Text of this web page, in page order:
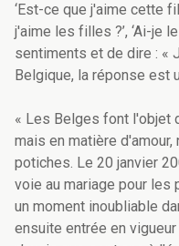
‘Est-ce que j'aime cette
j'aime les filles ?’, ‘Ai-je
sentiments et de dire : «
Belgique, la réponse est
« Les Belges font l'objet
mais en matière
potiches. Le 20 janvier
voie au mariage pour les
un moment inoubliable
ensuite entrée en